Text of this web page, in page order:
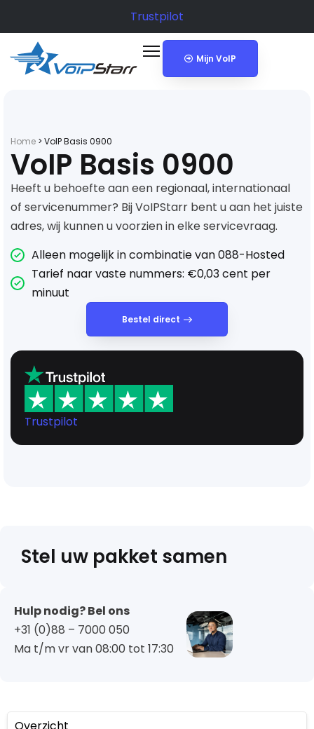
Trustpilot
Mijn VoIP
Home > VoIP Basis 0900
VoIP Basis 0900
Heeft u behoefte aan een regionaal, internationaal
of servicenummer? Bij VoIPStarr bent u aan het juiste
adres, wij kunnen u voorzien in elke servicevraag.
Alleen mogelijk in combinatie van 088-Hosted
Tarief naar vaste nummers: €0,03 cent per
minuut
Bestel direct
Trustpilot
Stel uw pakket samen
Hulp nodig? Bel ons
+31 (0)88 – 7000 050
Ma t/m vr van 08:00 tot 17:30